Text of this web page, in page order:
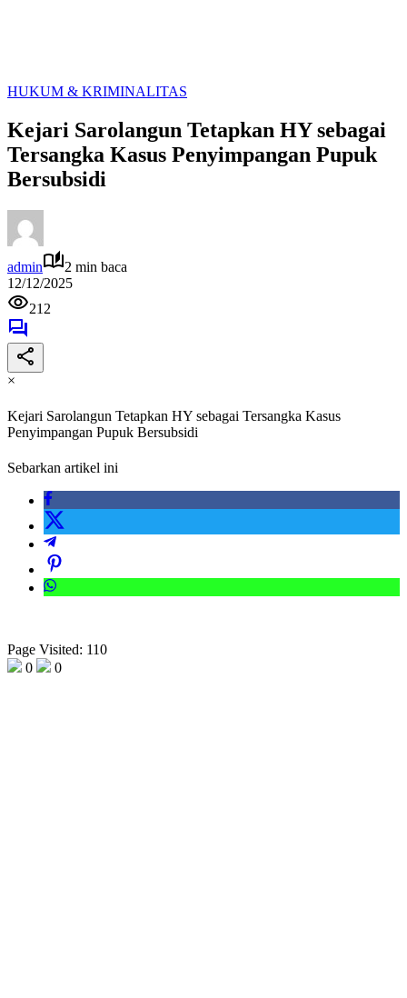
HUKUM & KRIMINALITAS
Kejari Sarolangun Tetapkan HY sebagai
Tersangka Kasus Penyimpangan Pupuk
Bersubsidi
admin
2 min baca
12/12/2025
212
×
Kejari Sarolangun Tetapkan HY sebagai Tersangka Kasus
Penyimpangan Pupuk Bersubsidi
Sebarkan artikel ini
Page Visited: 110
0
0